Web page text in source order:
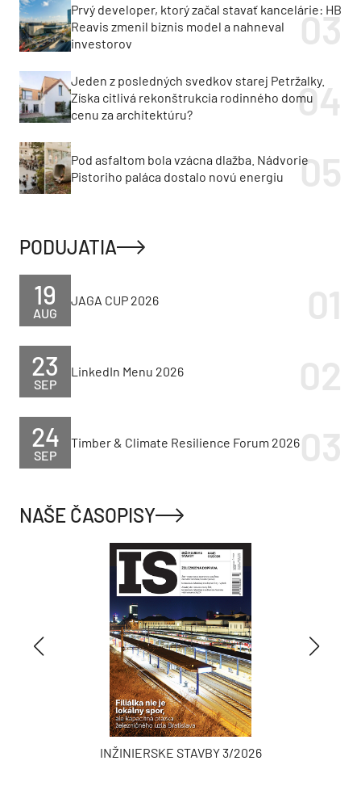
Prvý developer, ktorý začal stavať kancelárie: HB
Reavis zmenil biznis model a nahneval
investorov
Jeden z posledných svedkov starej Petržalky.
Získa citlivá rekonštrukcia rodinného domu
cenu za architektúru?
Pod asfaltom bola vzácna dlažba. Nádvorie
Pistoriho paláca dostalo novú energiu
PODUJATIA
AUG
19 JAGA CUP 2026
SEP
23 LinkedIn Menu 2026
SEP
24 Timber & Climate Resilience Forum 2026
NAŠE ČASOPISY
INŽINIERSKE STAVBY 3/2026